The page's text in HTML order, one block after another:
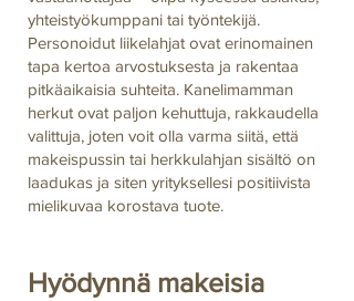
yhteistyökumppani tai työntekijä.
Personoidut liikelahjat ovat erinomainen
tapa kertoa arvostuksesta ja rakentaa
pitkäaikaisia suhteita. Kanelimamman
herkut ovat paljon kehuttuja, rakkaudella
valittuja, joten voit olla varma siitä, että
makeispussin tai herkkulahjan sisältö on
laadukas ja siten yrityksellesi positiivista
mielikuvaa korostava tuote.
Hyödynnä makeisia